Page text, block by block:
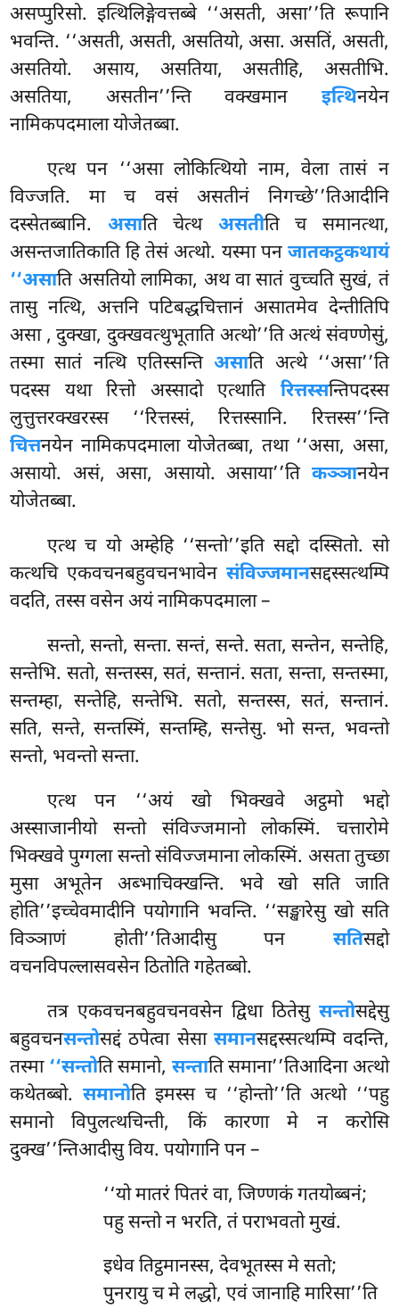
असप्पुरिसो. इत्थिलिङ्गेवत्तब्बे ‘‘असती, असा’’ति रूपानि
भवन्ति. ‘‘असती, असती, असतियो, असा. असतिं, असती,
असतियो. असाय, असतिया, असतीहि, असतीभि.
असतिया, असतीन’’न्ति वक्खमान इत्थिनयेन
नामिकपदमाला योजेतब्बा.
एत्थ पन ‘‘असा लोकित्थियो नाम, वेला तासं न
विज्जति. मा च वसं असतीनं निगच्छे’’तिआदीनि
दस्सेतब्बानि. असाति चेत्थ असतीति च समानत्था,
असन्तजातिकाति हि तेसं अत्थो. यस्मा पन जातकट्ठकथायं
‘‘असाति असतियो लामिका, अथ वा सातं वुच्चति सुखं, तं
तासु नत्थि, अत्तनि पटिबद्धचित्तानं असातमेव देन्तीतिपि
असा , दुक्खा, दुक्खवत्थुभूताति अत्थो’’ति अत्थं संवण्णेसुं,
तस्मा सातं नत्थि एतिस्सन्तिअसाति अत्थे ‘‘असा’’ति
पदस्स यथा रित्तो अस्सादो एत्थाति रित्तस्सन्तिपदस्स
लुत्तुत्तरक्खरस्स ‘‘रित्तस्सं, रित्तस्सानि. रित्तस्स’’न्ति
चित्तनयेन नामिकपदमाला योजेतब्बा, तथा ‘‘असा, असा,
असायो. असं, असा, असायो. असाया’’ति कञ्ञानयेन
योजेतब्बा.
एत्थ च यो अम्हेहि ‘‘सन्तो’’इति सद्दो दस्सितो. सो
कत्थचि एकवचनबहुवचनभावेन संविज्जमानसद्दस्सत्थम्पि
वदति, तस्स वसेन अयं नामिकपदमाला –
सन्तो, सन्तो, सन्ता. सन्तं, सन्ते. सता, सन्तेन, सन्तेहि,
सन्तेभि. सतो, सन्तस्स, सतं, सन्तानं. सता, सन्ता, सन्तस्मा,
सन्तम्हा, सन्तेहि, सन्तेभि. सतो, सन्तस्स, सतं, सन्तानं.
सति, सन्ते, सन्तस्मिं, सन्तम्हि, सन्तेसु. भो सन्त, भवन्तो
सन्तो, भवन्तो सन्ता.
एत्थ पन ‘‘अयं खो भिक्खवे अट्ठमो भद्दो
अस्साजानीयो सन्तो संविज्जमानो लोकस्मिं. चत्तारोमे
भिक्खवे पुग्गला सन्तो संविज्जमाना लोकस्मिं. असता तुच्छा
मुसा अभूतेन अब्भाचिक्खन्ति. भवे खो सति जाति
होति’’इच्चेवमादीनि पयोगानि भवन्ति. ‘‘सङ्खारेसु खो सति
विञ्ञाणं होती’’तिआदीसु पन सतिसद्दो
वचनविपल्लासवसेन ठितोति गहेतब्बो.
तत्र एकवचनबहुवचनवसेन द्विधा ठितेसु सन्तोसद्देसु
बहुवचनसन्तोसद्दं ठपेत्वा सेसा समानसद्दस्सत्थम्पि वदन्ति,
तस्मा ‘‘सन्तोति समानो, सन्ताति समाना’’तिआदिनाअत्थो
कथेतब्बो. समानोति इमस्स च ‘‘होन्तो’’ति अत्थो ‘‘पहु
समानो विपुलत्थचिन्ती, किं कारणा मे न करोसि
दुक्ख’’न्तिआदीसु विय. पयोगानि पन –
‘‘यो मातरं पितरं वा, जिण्णकं गतयोब्बनं;
पहु सन्तो न भरति, तं पराभवतो मुखं.
इधेव तिट्ठमानस्स, देवभूतस्स मे सतो;
पुनरायु च मे लद्धो, एवं जानाहि मारिसा’’ति